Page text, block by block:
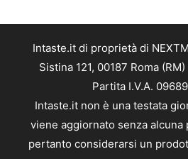
Intaste.it di proprietà di
Sistina 121, 00187 Roma
Partita I.V.A.
Intaste.it non è una testata
viene aggiornato senza alcuna
pertanto considerarsi un